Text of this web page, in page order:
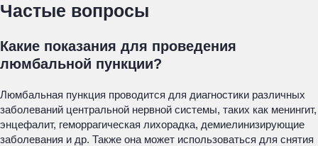
Частые вопросы
Какие показания для проведения
люмбальной пункции?
Люмбальная пункция проводится для диагностики различных
заболеваний центральной нервной системы, таких как менингит,
энцефалит, геморрагическая лихорадка, демиелинизирующие
заболевания и др. Также она может использоваться для снятия